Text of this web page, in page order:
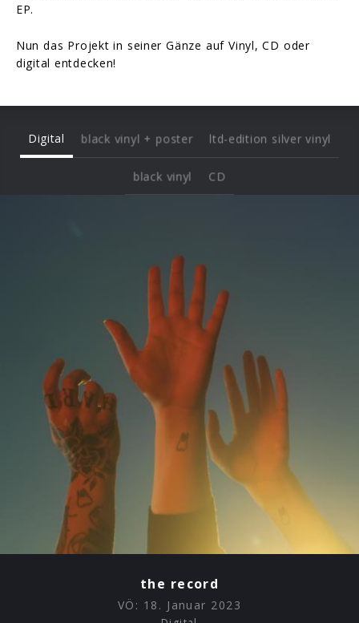
EP.
Nun das Projekt in seiner Gänze auf Vinyl, CD oder
digital entdecken!
Digital black vinyl + poster ltd-edition silver vinyl
black vinyl CD
the record
VÖ: 18. Januar 2023